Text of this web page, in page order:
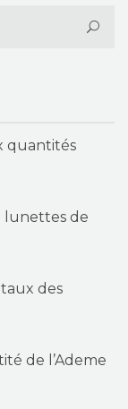
quantités
lunettes de
des
de l’Ademe